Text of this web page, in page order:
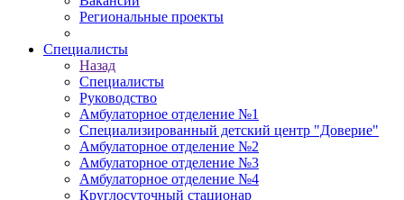
Региональные проекты
Специалисты
Назад
Специалисты
Руководство
Амбулаторное отделение №1
Специализированный детский центр "Доверие"
Амбулаторное отделение №2
Амбулаторное отделение №3
Амбулаторное отделение №4
Круглосуточный стационар